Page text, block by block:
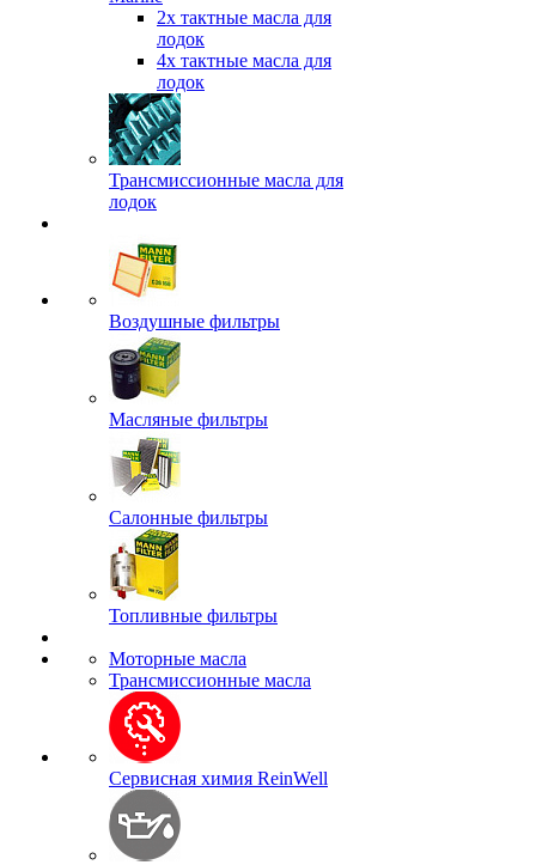
2х тактные масла для
лодок
4х тактные масла для
лодок
Трансмиссионные масла для
лодок
Воздушные фильтры
Масляные фильтры
Салонные фильтры
Топливные фильтры
Моторные масла
Трансмиссионные масла
Сервисная химия ReinWell